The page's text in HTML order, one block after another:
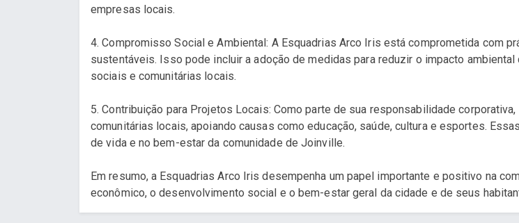
empresas locais.
4. Compromisso Social e Ambiental: A Esquadrias Arco Iris está comprometida com
sustentáveis. Isso pode incluir a adoção de medidas para reduzir o impacto
sociais e comunitárias locais.
5. Contribuição para Projetos Locais: Como parte de sua responsabilidade
comunitárias locais, apoiando causas como educação, saúde, cultura e esportes.
de vida e no bem-estar da comunidade de Joinville.
Em resumo, a Esquadrias Arco Iris desempenha um papel importante e positivo na
econômico, o desenvolvimento social e o bem-estar geral da cidade e de seus